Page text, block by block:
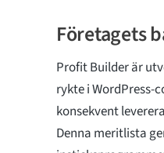
Företagets
Profit Builder är
rykte i WordPress-
konsekvent
Denna meritlista